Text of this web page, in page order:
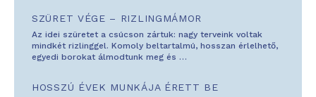
SZÜRET VÉGE – RIZLINGMÁMOR
Az idei szüretet a csúcson zártuk: nagy terveink voltak
mindkét rizlinggel. Komoly beltartalmú, hosszan érlelhető,
egyedi borokat álmodtunk meg és …
HOSSZÚ ÉVEK MUNKÁJA ÉRETT BE